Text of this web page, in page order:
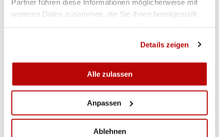
Partner führen diese Informationen möglicherweise mit
weiteren Daten zusammen, die Sie ihnen bereitgestellt
Details zeigen
Alle zulassen
Anpassen
Ablehnen
Pistole 10m Männer Final
Pistole 10m Männer Qualifikation
Gewehr 10m Männer Qualifikation